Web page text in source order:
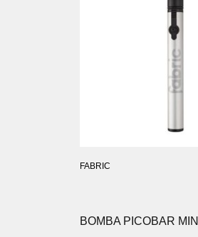
FABRIC
BOMBA PICOBAR MINI
ES:
25,00 €.